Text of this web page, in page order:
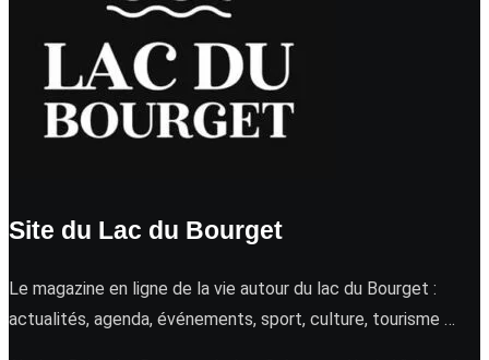
Site du Lac du Bourget
Le magazine en ligne de la vie autour du lac du Bourget :
actualités, agenda, événements, sport, culture, tourisme …